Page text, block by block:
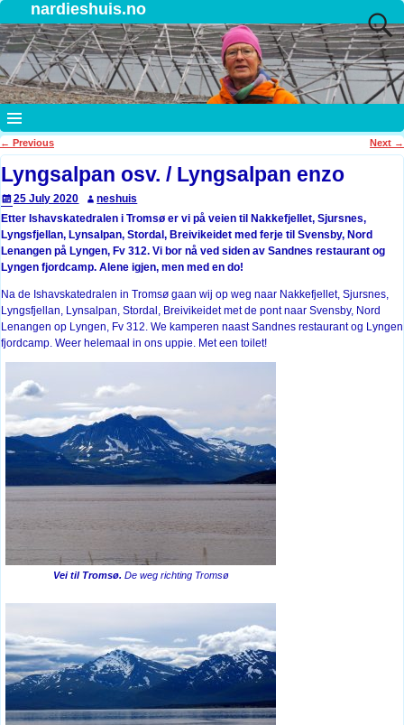
nardieshuis.no
Post navigation
← Previous Next →
Lyngsalpan osv. / Lyngsalpan enzo
25 July 2020
neshuis
Etter Ishavskatedralen i Tromsø er vi på veien til Nakkefjellet, Sjursnes,
Lyngsfjellan, Lynsalpan, Stordal, Breivikeidet med ferje til Svensby, Nord
Lenangen på Lyngen, Fv 312. Vi bor nå ved siden av Sandnes restaurant og
Lyngen fjordcamp. Alene igjen, men med en do!
Na de Ishavskatedralen in Tromsø gaan wij op weg naar Nakkefjellet, Sjursnes,
Lyngsfjellan, Lynsalpan, Stordal, Breivikeidet met de pont naar Svensby, Nord
Lenangen op Lyngen, Fv 312. We kamperen naast Sandnes restaurant og Lyngen
fjordcamp. Weer helemaal in ons uppie. Met een toilet!
Vei til Tromsø. De weg richting Tromsø